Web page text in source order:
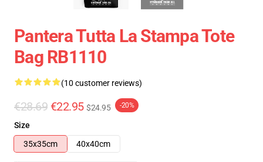
Pantera Tutta La Stampa Tote
Bag RB1110
(10 customer reviews)
€28.69 €22.95 $24.95 -20%
Size
35x35cm
40x40cm